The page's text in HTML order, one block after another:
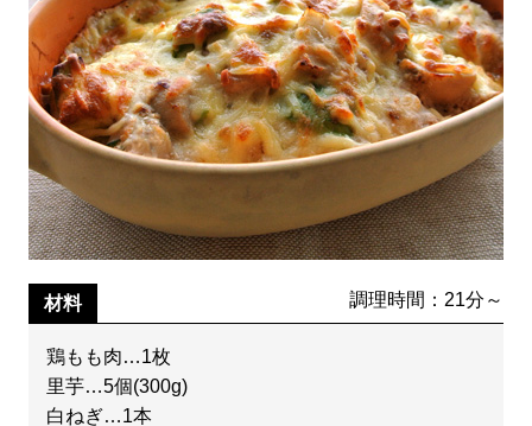
材料 調理時間：21分～
鶏もも肉…1枚
里芋…5個(300g)
白ねぎ…1本